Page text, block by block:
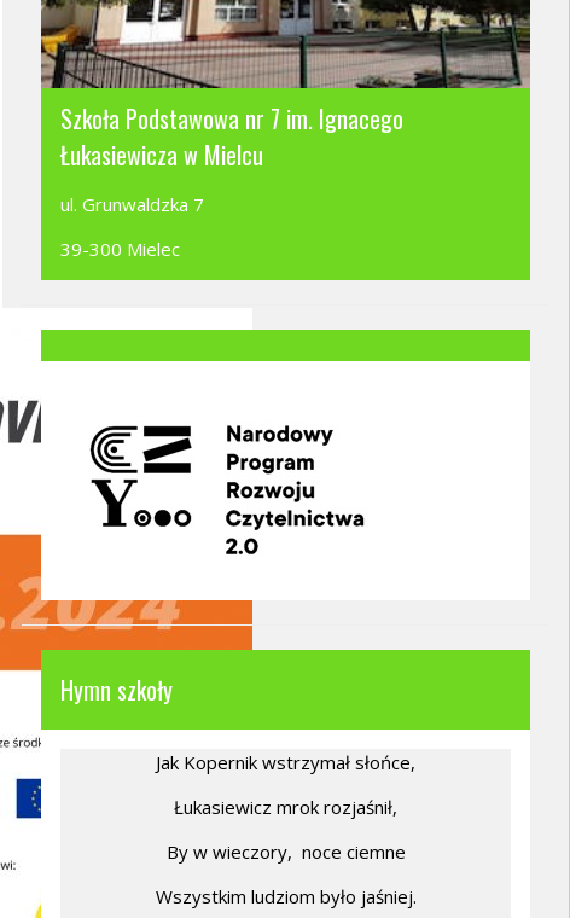
Szkoła Podstawowa nr 7 im. Ignacego
Łukasiewicza w Mielcu
ul. Grunwaldzka 7
39-300 Mielec
Hymn szkoły
Jak Kopernik wstrzymał słońce,
Łukasiewicz mrok rozjaśnił,
By w wieczory, noce ciemne
Wszystkim ludziom było jaśniej.